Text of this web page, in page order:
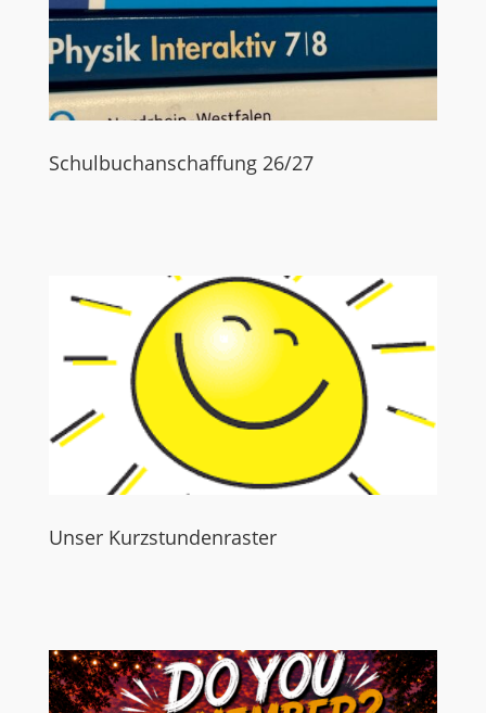
Schulbuchanschaffung 26/27
Unser Kurzstundenraster